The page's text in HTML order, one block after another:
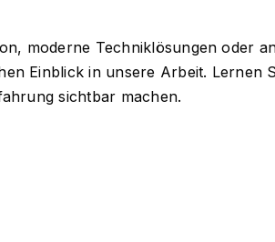
moderne Techniklösungen oder
Einblick in unsere Arbeit. Lernen
sichtbar machen.